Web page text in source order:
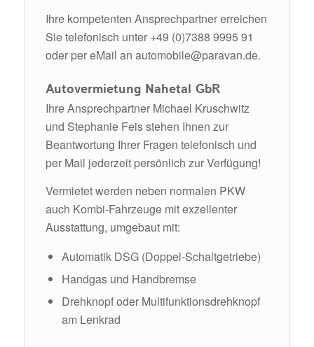
Ihre kompetenten Ansprechpartner erreichen
Sie telefonisch unter +49 (0)7388 9995 91
oder per eMail an automobile@paravan.de.
Autovermietung Nahetal GbR
Ihre Ansprechpartner Michael Kruschwitz
und Stephanie Feis stehen Ihnen zur
Beantwortung Ihrer Fragen telefonisch und
per Mail jederzeit persönlich zur Verfügung!
Vermietet werden neben normalen PKW
auch Kombi-Fahrzeuge mit exzellenter
Ausstattung, umgebaut mit:
Automatik DSG (Doppel-Schaltgetriebe)
Handgas und Handbremse
Drehknopf oder Multifunktionsdrehknopf
am Lenkrad